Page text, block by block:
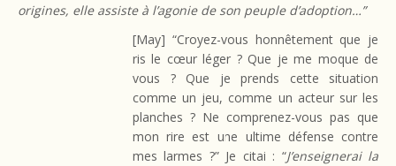
origines, elle assiste à l’agonie de son peuple d’adoption…”
[May] “Croyez-vous honnêtement que je
ris le cœur léger ? Que je me moque de
vous ? Que je prends cette situation
comme un jeu, comme un acteur sur les
planches ? Ne comprenez-vous pas que
mon rire est une ultime défense contre
mes larmes ?” Je citai : “J’enseignerai la